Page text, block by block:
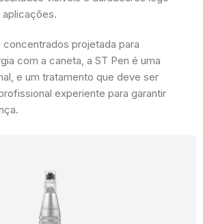
aplicações.
concentrados projetada para
com a caneta, a ST Pen é uma
e um tratamento que deve ser
experiente para garantir